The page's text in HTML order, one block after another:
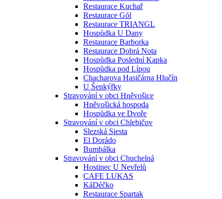
Restaurace Kuchař
Restaurace Gól
Restaurace TRIANGL
Hospůdka U Dany
Restaurace Barborka
Restaurace Dobrá Nota
Hospůdka Poslední Kapka
Hospůdka pod Lípou
Chacharova Hasičárna Hlučín
U Šenkýřky
Stravování v obci Hněvošice
Hněvošická hospoda
Hospůdka ve Dvoře
Stravování v obci Chlebičov
Slezská Siesta
El Dorádo
Bumbálka
Stravování v obci Chuchelná
Hostinec U Nevřelů
CAFE LUKAS
KáDéčko
Restaurace Spartak